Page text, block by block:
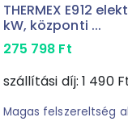
THERMEX E912
kW, központi ...
275 798 Ft
szállítási díj: 1 490
Magas felszereltség